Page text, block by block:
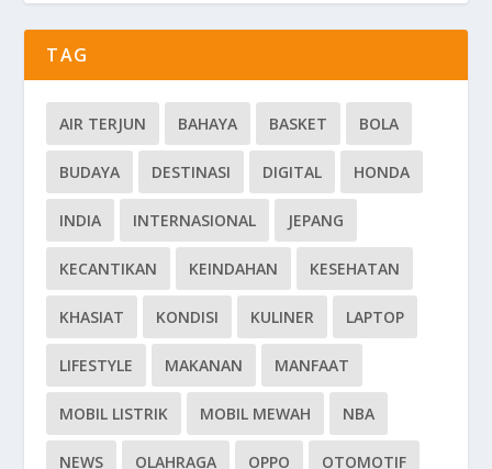
TAG
AIR TERJUN BAHAYA BASKET BOLA
BUDAYA DESTINASI DIGITAL HONDA
INDIA INTERNASIONAL JEPANG
KECANTIKAN KEINDAHAN KESEHATAN
KHASIAT KONDISI KULINER LAPTOP
LIFESTYLE MAKANAN MANFAAT
MOBIL LISTRIK MOBIL MEWAH NBA
NEWS OLAHRAGA OPPO OTOMOTIF